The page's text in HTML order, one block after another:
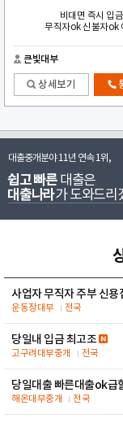
비대면 즉시 입금
무직자ok 신불자ok
큰빛대부
상세보기
대출중개분야 11년 연속 1위,
쉽고 빠른 대출은
대출나라가 도와드리
사업자 무직자 주부 신용
운동장대부 전국
당일내 입금 최고조
고구려대부중개 전국
당일대출 빠른대출ok급
해온대부중개 전국